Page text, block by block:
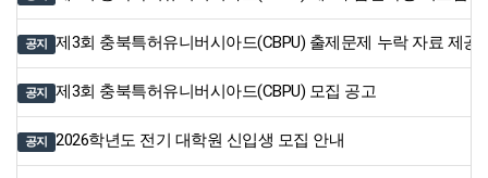
공지 제3회 충북특허유니버시아드(CBPU) 출제문제 누락 자료 제공
공지 제3회 충북특허유니버시아드(CBPU) 모집 공고
공지 2026학년도 전기 대학원 신입생 모집 안내